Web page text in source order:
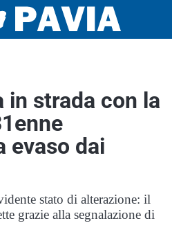
in strada con la
evaso dai
stato di alterazione: il
grazie alla segnalazione di